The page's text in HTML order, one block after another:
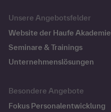
Unsere Angebotsfelder
Website der Haufe Akademie
Seminare & Trainings
Unternehmenslösungen
Besondere Angebote
Fokus Personalentwicklung